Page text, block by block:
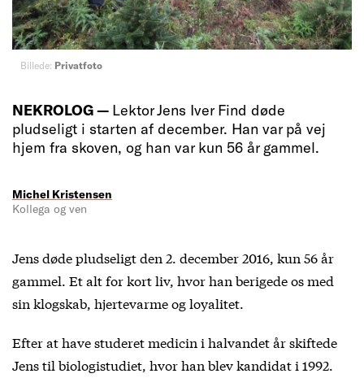
Billede: Privatfoto
NEKROLOG — Lektor Jens Iver Find døde
pludseligt i starten af december. Han var på vej
hjem fra skoven, og han var kun 56 år gammel.
Michel Kristensen
Kollega og ven
Jens døde pludseligt den 2. december 2016, kun 56 år
gammel. Et alt for kort liv, hvor han berigede os med
sin klogskab, hjertevarme og loyalitet.
Efter at have studeret medicin i halvandet år skiftede
Jens til biologistudiet, hvor han blev kandidat i 1992.